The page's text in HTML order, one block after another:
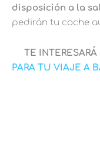
disposición a la
pedirán tu coche
TE INTERESARÁ
PARA TU VIAJE A